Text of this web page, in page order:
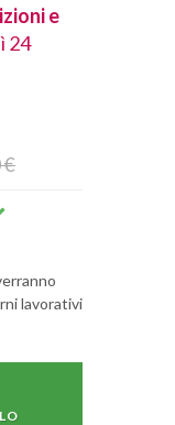
e
24
€
lavorativi